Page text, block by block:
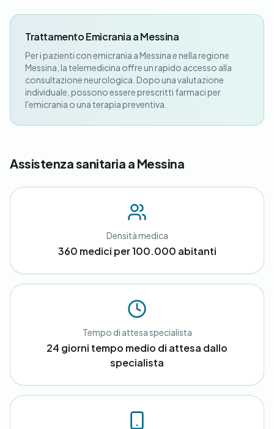
Trattamento Emicrania a Messina
Per i pazienti con emicrania a Messina e nella regione
Messina, la telemedicina offre un rapido accesso alla
consultazione neurologica. Dopo una valutazione
individuale, possono essere prescritti farmaci per
l'emicrania o una terapia preventiva.
Assistenza sanitaria a Messina
Densità medica
360 medici per 100.000 abitanti
Tempo di attesa specialista
24 giorni tempo medio di attesa dallo
specialista